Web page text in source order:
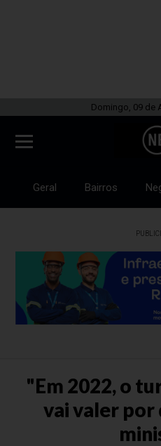
Domingo, 09 de
Geral Bairros
"Em 2022, o
vai valer por